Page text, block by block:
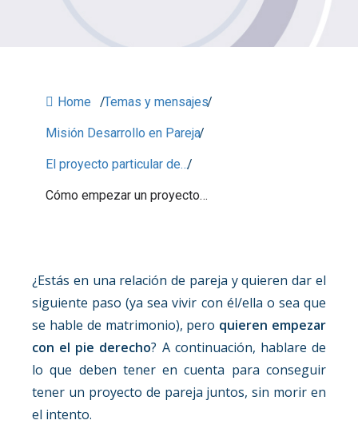
Home /Temas y mensajes/
Misión Desarrollo en Pareja/
El proyecto particular de…/
Cómo empezar un proyecto…
¿Estás en una relación de pareja y quieren dar el
siguiente paso (ya sea vivir con él/ella o sea que
se hable de matrimonio), pero quieren empezar
con el pie derecho? A continuación, hablare de
lo que deben tener en cuenta para conseguir
tener un proyecto de pareja juntos, sin morir en
el intento.